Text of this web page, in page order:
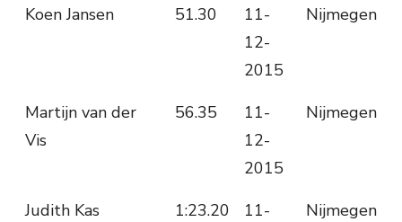
Koen Jansen
51.30
11-
12-
2015
Nijmegen
Martijn van der
Vis
56.35
11-
12-
2015
Nijmegen
Judith Kas 1:23.20
11-
Nijmegen